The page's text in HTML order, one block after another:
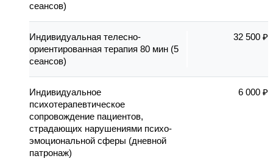
сеансов)
Индивидуальная телесно-
ориентированная терапия 80 мин (5
сеансов)
32 500 ₽
Индивидуальное
психотерапевтическое
сопровождение пациентов,
страдающих нарушениями психо-
эмоциональной сферы (дневной
патронаж)
6 000 ₽